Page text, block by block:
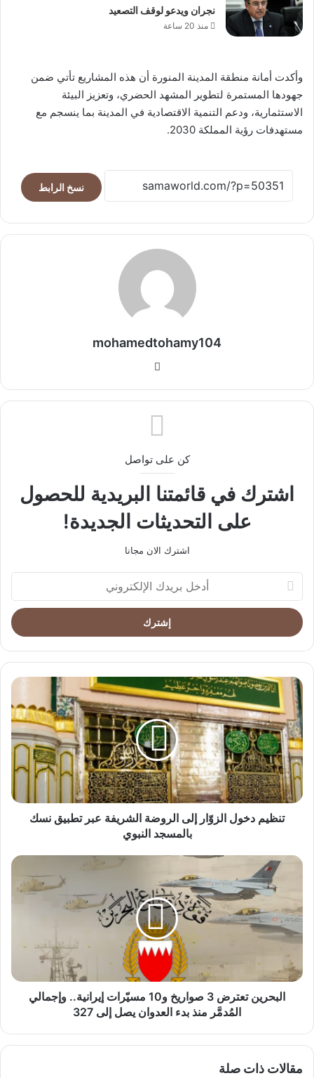
نجران ويدعو لوقف التصعيد
منذ 20 ساعة
وأكدت أمانة منطقة المدينة المنورة أن هذه المشاريع تأتي ضمن
جهودها المستمرة لتطوير المشهد الحضري، وتعزيز البيئة
الاستثمارية، ودعم التنمية الاقتصادية في المدينة بما ينسجم مع
مستهدفات رؤية المملكة 2030.
نسخ الرابط
mohamedtohamy104
كن على تواصل
اشترك في قائمتنا البريدية للحصول
على التحديثات الجديدة!
اشترك الان مجانا
بريدك
الإلكتروني
تنظيم
دخول
الزوّار
إلى
الروضة
الشريفة
عبر
تطبيق
نسك
بالمسجدتنظيم دخول الزوّار إلى الروضة الشريفة عبر تطبيق نسك
بالمسجد النبوي
البحرين
صواريخ
و10
مسيّرات
وإجمالي
المُدمَّر
327
البحرين تعترض 3 صواريخ و10 مسيّرات إيرانية.. وإجمالي
المُدمَّر منذ بدء العدوان يصل إلى 327
مقالات ذات صلة